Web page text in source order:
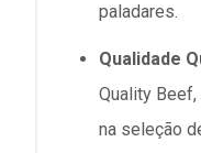
paladares.
Qualidade
Quality
na seleção